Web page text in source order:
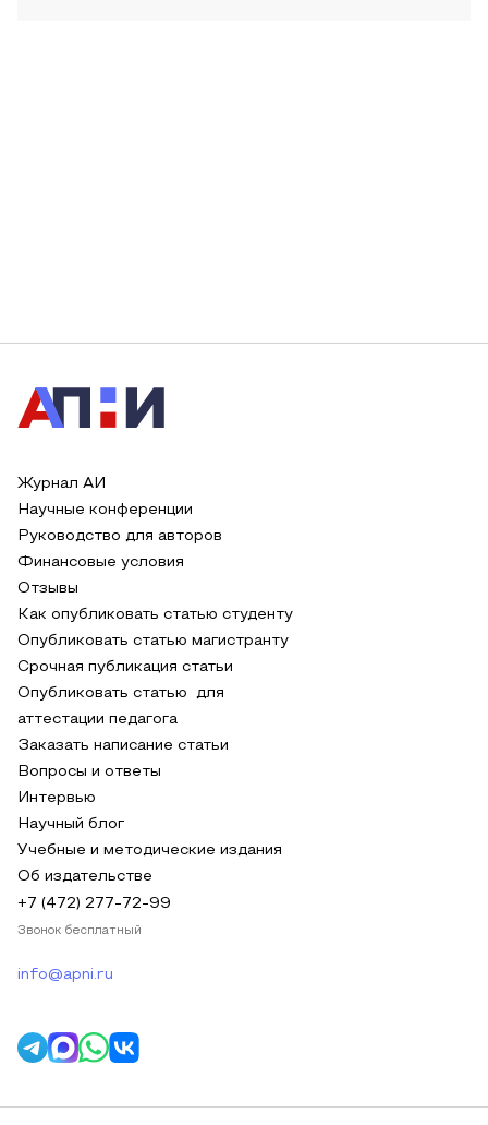
Журнал АИ
Научные конференции
Руководство для авторов
Финансовые условия
Отзывы
Как опубликовать статью студенту
Опубликовать статью магистранту
Срочная публикация статьи
Опубликовать статью для
аттестации педагога
Заказать написание статьи
Вопросы и ответы
Интервью
Научный блог
Учебные и методические издания
Об издательстве
+7 (472) 277-72-99
Звонок бесплатный
info@apni.ru